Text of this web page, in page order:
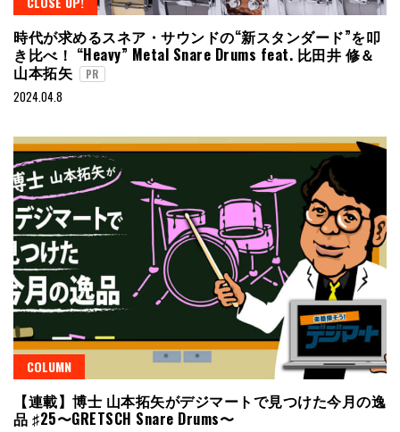
時代が求めるスネア・サウンドの“新スタンダード”を叩
き比べ！ “Heavy” Metal Snare Drums feat. 比田井 修＆
山本拓矢
PR
2024.04.8
COLUMN
【連載】博士 山本拓矢がデジマートで見つけた今月の逸
品 ♯25〜GRETSCH Snare Drums〜